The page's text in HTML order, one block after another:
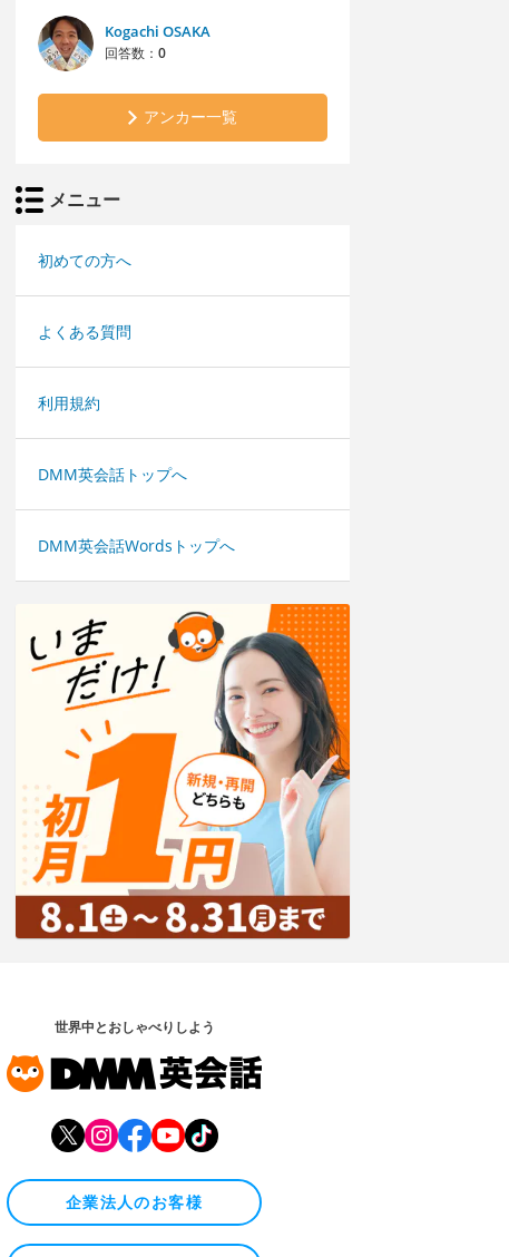
Kogachi OSAKA
回答数： 0
アンカー一覧
メニュー
初めての方へ
よくある質問
利用規約
DMM英会話トップへ
DMM英会話Wordsトップへ
世界中とおしゃべりしよう
企業法人のお客様